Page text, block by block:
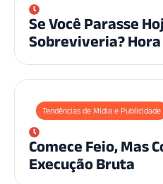
Se Você Parasse
Sobreviveria? Hora
Tendências de Mídia e Publicidade
Comece Feio, Mas
Execução Bruta